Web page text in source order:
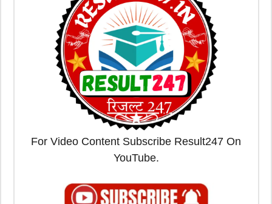
For Video Content Subscribe Result247 On
YouTube.